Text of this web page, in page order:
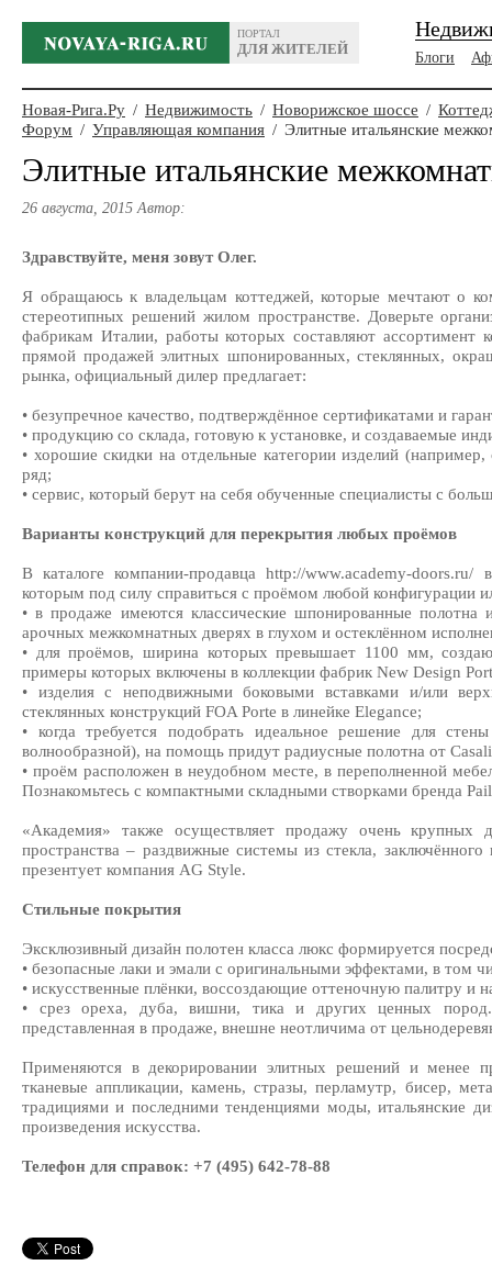
ПОРТАЛ
ДЛЯ ЖИТЕЛЕЙ
Блоги
Новая-Рига.Ру / Недвижимость / Новорижское шоссе /
Форум / Управляющая компания / Элитные итальянские
Элитные итальянские
26 августа, 2015 Автор:
Здравствуйте, меня зовут Олег.
Я обращаюсь к владельцам коттеджей, которые мечтают о
стереотипных решений жилом пространстве. Доверьте
фабрикам Италии, работы которых составляют ассортимент
прямой продажей элитных шпонированных, стеклянных,
рынка, официальный дилер предлагает:
• безупречное качество, подтверждённое сертификатами и
• продукцию со склада, готовую к установке, и создаваемые
• хорошие скидки на отдельные категории изделий
ряд;
• сервис, который берут на себя обученные специалисты с
Варианты конструкций для перекрытия любых проёмов
В каталоге компании-продавца http://www.academy-
которым под силу справиться с проёмом любой конфигурации
• в продаже имеются классические шпонированные
арочных межкомнатных дверях в глухом и остеклённом
• для проёмов, ширина которых превышает 1100 мм,
примеры которых включены в коллекции фабрик New Design
•
изделия с неподвижными боковыми вставками и/или
стеклянных конструкций FOA Porte в линейке Elegance;
•
когда требуется подобрать идеальное решение для
волнообразной), на помощь придут радиусные полотна от
• проём расположен в неудобном месте, в переполненной
Познакомьтесь с компактными складными створками бренда
«Академия» также осуществляет продажу очень крупных
пространства – раздвижные системы из стекла,
презентует компания AG Style.
Стильные покрытия
Эксклюзивный дизайн полотен класса люкс формируется
• безопасные лаки и эмали с оригинальными эффектами, в том
• искусственные плёнки, воссоздающие оттеночную палитру и
•
срез ореха, дуба, вишни, тика и других ценных
представленная в продаже, внешне неотличима от
Применяются в декорировании элитных решений и менее
тканевые аппликации, камень, стразы, перламутр, бисер,
традициями и последними тенденциями моды, итальянские
произведения искусства.
Телефон для справок: +7 (495) 642-78-88